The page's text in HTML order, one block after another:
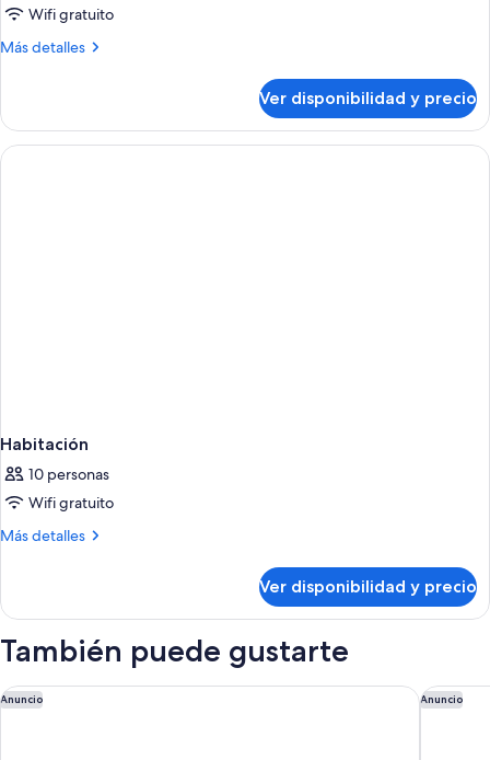
Wifi gratuito
Más detalles
Más
Ver disponibilidad y precio
Habitación
10 personas
Wifi gratuito
Más detalles
Más
Ver disponibilidad y precio
También puede gustarte
Anuncio
Sheraton Vistana Villages Resort Villas, I-Drive/OrlandoAnuncio